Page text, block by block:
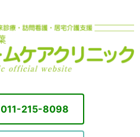
011-215-8098